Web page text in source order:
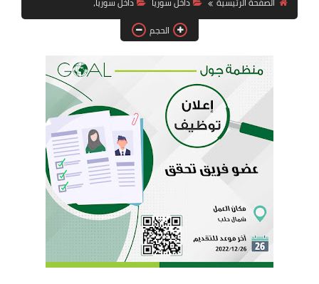
فرص عمل في العراق
فرص عمل في اليمن
فرص عمل في السودان
دورات تدريبية
الحجم